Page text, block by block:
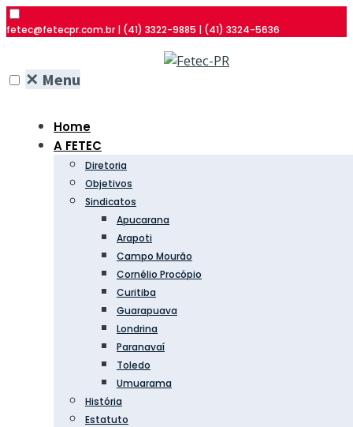
fetec@fetecpr.com.br | (41) 3322-9885 | (41) 3324-5636
✕ Menu
Home
A FETEC
Diretoria
Objetivos
Sindicatos
Apucarana
Arapoti
Campo Mourão
Cornélio Procópio
Curitiba
Guarapuava
Londrina
Paranavaí
Toledo
Umuarama
História
Estatuto